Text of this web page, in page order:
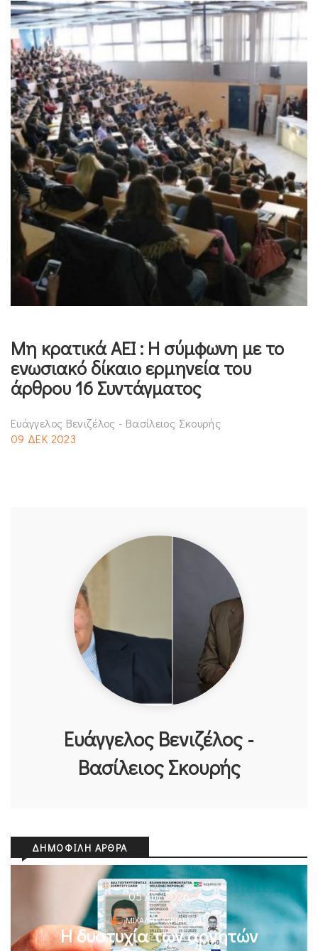
Mη κρατικά ΑΕΙ : Η σύμφωνη με το
ενωσιακό δίκαιο ερμηνεία του
άρθρου 16 Συντάγματος
Ευάγγελος Βενιζέλος - Βασίλειος Σκουρής
09 ΔΕΚ 2023
Ευάγγελος Βενιζέλος -
Βασίλειος Σκουρής
ΔΗΜΟΦΙΛΉ ΆΡΘΡΑ
05 Αυγ 2026
ΜΙΧΆΛΗΣ ΚΥΡΙΑΚΊΔΗΣ
Η δυστυχία των αρνητών